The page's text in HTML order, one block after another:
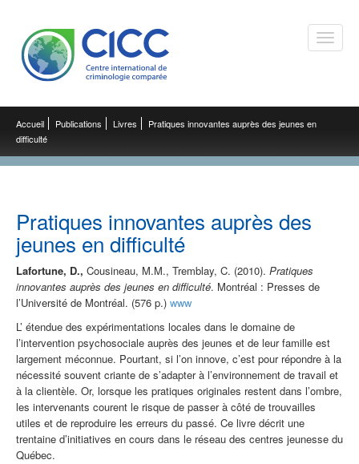
Toggle
Accueil Publications Livres
Pratiques innovantes auprès des jeunes en
difficulté
Pratiques innovantes auprès des
jeunes en difficulté
Lafortune, D., Cousineau, M.M., Tremblay, C. (2010). Pratiques
innovantes auprès des jeunes en difficulté. Montréal : Presses de
l’Université de Montréal. (576 p.) www
L’ étendue des expérimentations locales dans le domaine de
l’intervention psychosociale auprès des jeunes et de leur famille est
largement méconnue. Pourtant, si l’on innove, c’est pour répondre à la
nécessité souvent criante de s’adapter à l’environnement de travail et
à la clientèle. Or, lorsque les pratiques originales restent dans l’ombre,
les intervenants courent le risque de passer à côté de trouvailles
utiles et de reproduire les erreurs du passé. Ce livre décrit une
trentaine d’initiatives en cours dans le réseau des centres jeunesse du
Québec.